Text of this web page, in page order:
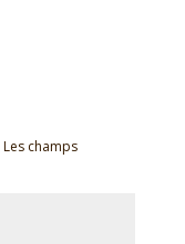
Les champs